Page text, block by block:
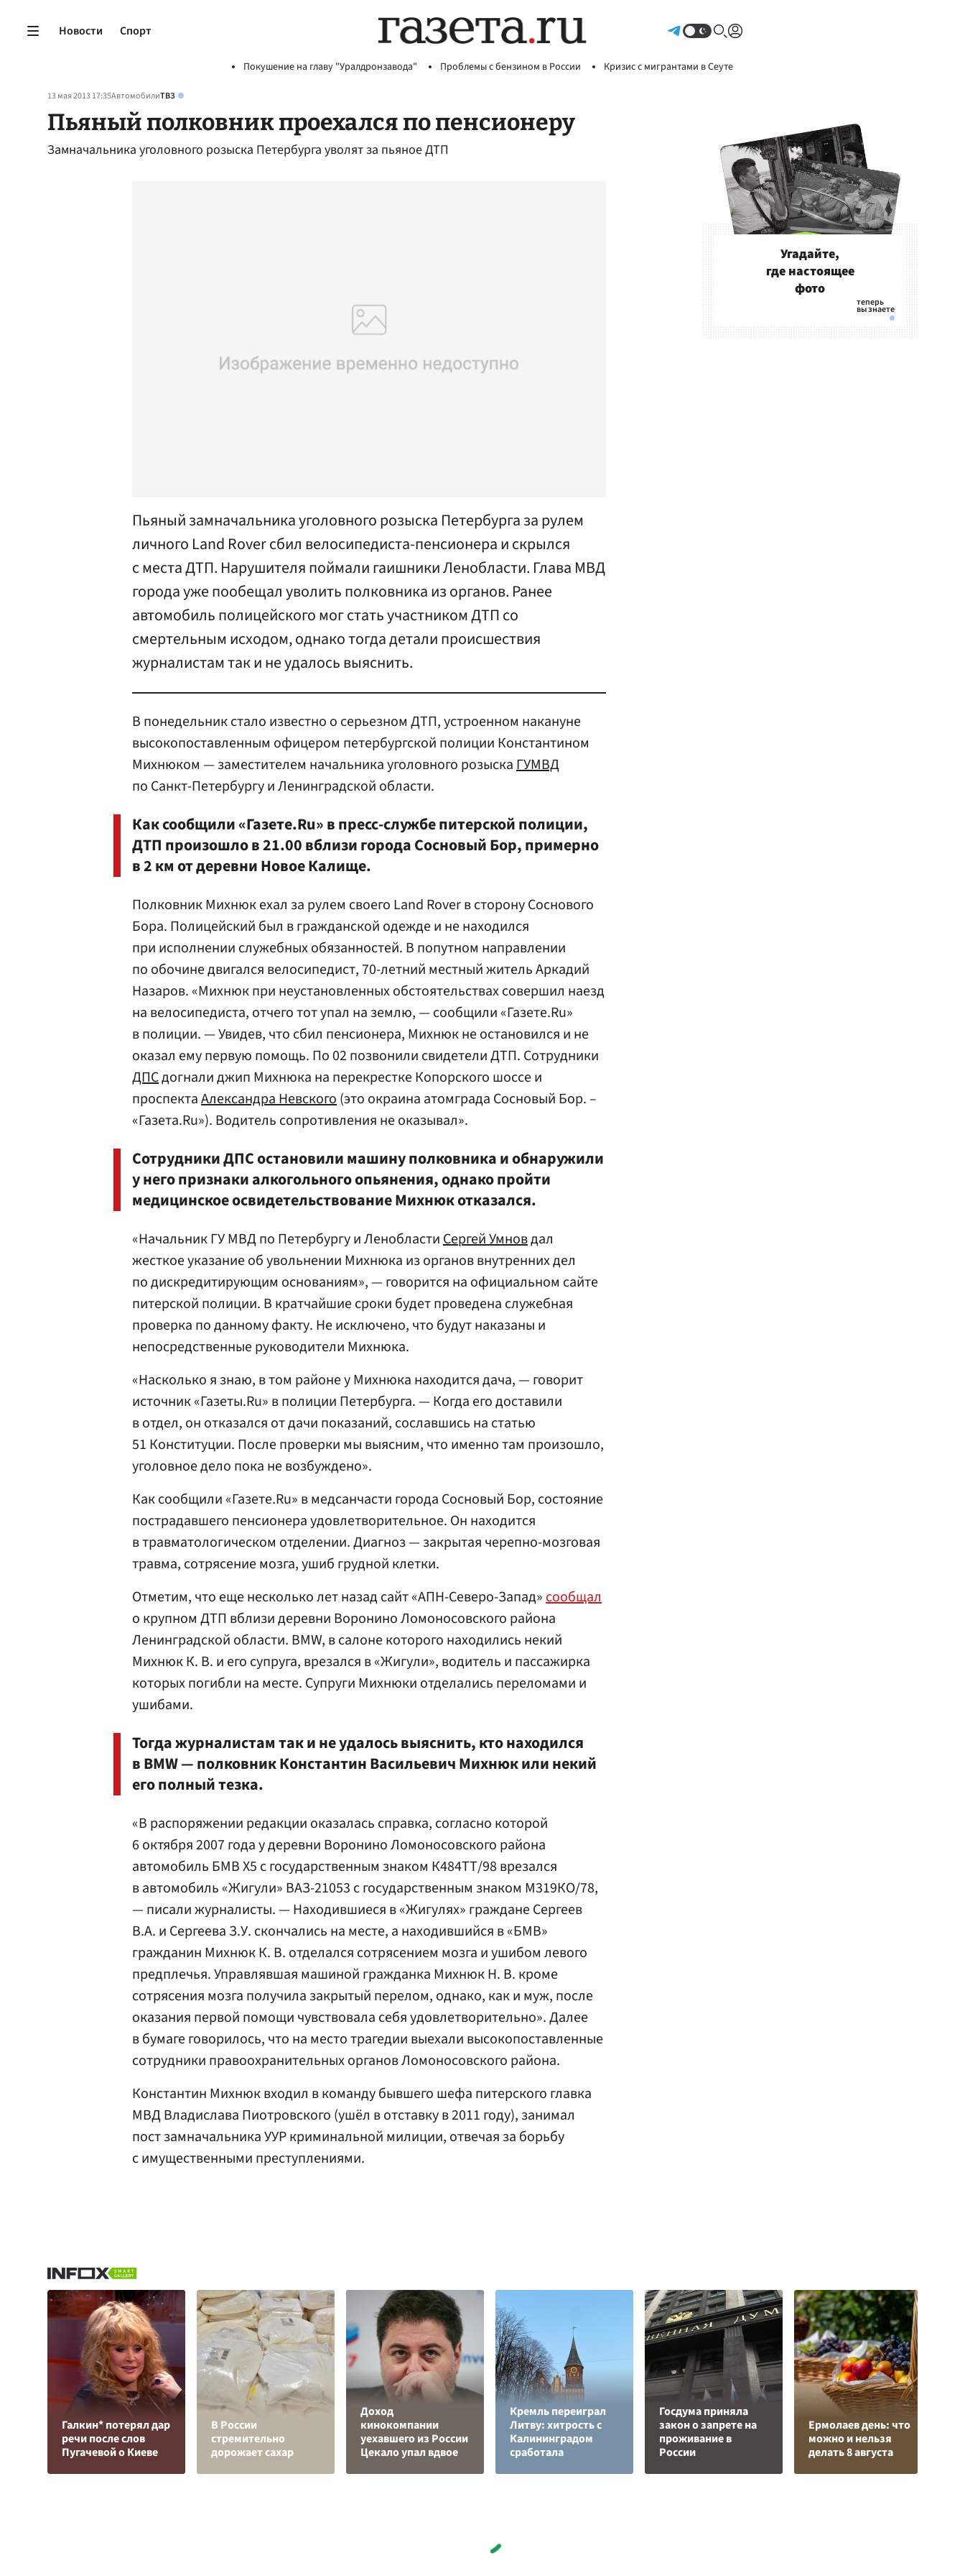
Новости Спорт
Покушение на главу "Уралдронзавода" Проблемы с бензином в России Кризис с мигрантами в Сеуте
13 мая 2013 17:35АвтомобилиТВЗ
Пьяный полковник проехался по пенсионеру
Замначальника уголовного розыска Петербурга уволят за пьяное ДТП
Пьяный замначальника уголовного розыска Петербурга за рулем
личного Land Rover сбил велосипедиста-пенсионера и скрылся
с места ДТП. Нарушителя поймали гаишники Ленобласти. Глава МВД
города уже пообещал уволить полковника из органов. Ранее
автомобиль полицейского мог стать участником ДТП со
смертельным исходом, однако тогда детали происшествия
журналистам так и не удалось выяснить.
В понедельник стало известно о серьезном ДТП, устроенном накануне
высокопоставленным офицером петербургской полиции Константином
Михнюком — заместителем начальника уголовного розыскаГУМВД
по Санкт-Петербургу и Ленинградской области.
Как сообщили «Газете.Ru» в пресс-службе питерской полиции,
ДТП произошло в 21.00 вблизи города Сосновый Бор, примерно
в 2 км от деревни Новое Калище.
Полковник Михнюк ехал за рулем своего Land Rover в сторону Соснового
Бора. Полицейский был в гражданской одежде и не находился
при исполнении служебных обязанностей. В попутном направлении
по обочине двигался велосипедист, 70-летний местный житель Аркадий
Назаров. «Михнюк при неустановленных обстоятельствах совершил наезд
на велосипедиста, отчего тот упал на землю, — сообщили «Газете.Ru»
в полиции. — Увидев, что сбил пенсионера, Михнюк не остановился и не
оказал ему первую помощь. По 02 позвонили свидетели ДТП. Сотрудники
ДПСдогнали джип Михнюка на перекрестке Копорского шоссе и
проспектаАлександра Невского(это окраина атомграда Cосновый Бор. –
«Газета.Ru»). Водитель сопротивления не оказывал».
Сотрудники ДПС остановили машину полковника и обнаружили
у него признаки алкогольного опьянения, однако пройти
медицинское освидетельствование Михнюк отказался.
«Начальник ГУ МВД по Петербургу и ЛенобластиСергей Умновдал
жесткое указание об увольнении Михнюка из органов внутренних дел
по дискредитирующим основаниям», — говорится на официальном сайте
питерской полиции. В кратчайшие сроки будет проведена служебная
проверка по данному факту. Не исключено, что будут наказаны и
непосредственные руководители Михнюка.
«Насколько я знаю, в том районе у Михнюка находится дача, — говорит
источник «Газеты.Ru» в полиции Петербурга. — Когда его доставили
в отдел, он отказался от дачи показаний, сославшись на статью
51 Конституции. После проверки мы выясним, что именно там произошло,
уголовное дело пока не возбуждено».
Как сообщили «Газете.Ru» в медсанчасти города Сосновый Бор, состояние
пострадавшего пенсионера удовлетворительное. Он находится
в травматологическом отделении. Диагноз — закрытая черепно-мозговая
травма, сотрясение мозга, ушиб грудной клетки.
Отметим, что еще несколько лет назад сайт «АПН-Северо-Запад»сообщал
о крупном ДТП вблизи деревни Воронино Ломоносовского района
Ленинградской области. BMW, в салоне которого находились некий
Михнюк К. В. и его супруга, врезался в «Жигули», водитель и пассажирка
которых погибли на месте. Супруги Михнюки отделались переломами и
ушибами.
Тогда журналистам так и не удалось выяснить, кто находился
в BMW — полковник Константин Васильевич Михнюк или некий
его полный тезка.
«В распоряжении редакции оказалась справка, согласно которой
6 октября 2007 года у деревни Воронино Ломоносовского района
автомобиль БМВ Х5 с государственным знаком К484ТТ/98 врезался
в автомобиль «Жигули» ВАЗ-21053 с государственным знаком М319КО/78,
— писали журналисты. — Находившиеся в «Жигулях» граждане Сергеев
В.А. и Сергеева З.У. скончались на месте, а находившийся в «БМВ»
гражданин Михнюк К. В. отделался сотрясением мозга и ушибом левого
предплечья. Управлявшая машиной гражданка Михнюк Н. В. кроме
сотрясения мозга получила закрытый перелом, однако, как и муж, после
оказания первой помощи чувствовала себя удовлетворительно». Далее
в бумаге говорилось, что на место трагедии выехали высокопоставленные
сотрудники правоохранительных органов Ломоносовского района.
Константин Михнюк входил в команду бывшего шефа питерского главка
МВД Владислава Пиотровского (ушёл в отставку в 2011 году), занимал
пост замначальника УУР криминальной милиции, отвечая за борьбу
с имущественными преступлениями.
Угадайте,
где настоящее
фото
Галкин* потерял дар
речи после слов
Пугачевой о Киеве
В России
стремительно
дорожает сахар
Доход
кинокомпании
уехавшего из России
Цекало упал вдвое
Кремль переиграл
Литву: хитрость с
Калининградом
сработала
Госдума приняла
закон о запрете на
проживание в
России
Ермолаев день: что
можно и нельзя
делать 8 августа